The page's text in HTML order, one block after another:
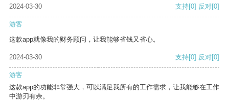
2024-03-30 支持[0] 反对[0]
游客
这款app就像我的财务顾问，让我能够省钱又省心。
2024-03-30 支持[0] 反对[0]
游客
这款app的功能非常强大，可以满足我所有的工作需求，让我能够在工作
中游刃有余。